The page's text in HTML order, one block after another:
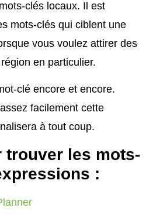
clés locaux. Il est
mots-clés qui ciblent une
vous voulez attirer des
en particulier.
clé encore et encore.
facilement cette
à tout coup.
trouver les mots-
: